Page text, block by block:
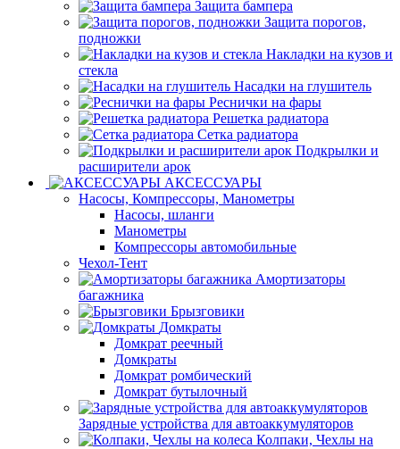
Защита бампера
Защита порогов,
подножки
Накладки на кузов и
стекла
Насадки на глушитель
Реснички на фары
Решетка радиатора
Сетка радиатора
Подкрылки и
расширители арок
АКСЕССУАРЫ
Насосы, Компрессоры, Манометры
Насосы, шланги
Манометры
Компрессоры автомобильные
Чехол-Тент
Амортизаторы
багажника
Брызговики
Домкраты
Домкрат реечный
Домкраты
Домкрат ромбический
Домкрат бутылочный
Зарядные устройства для автоаккумуляторов
Колпаки, Чехлы на